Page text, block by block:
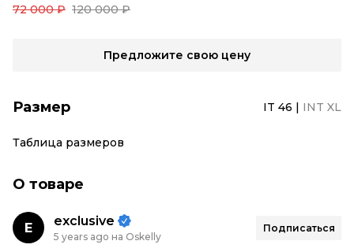
72 000 ₽ 120 000 ₽
Предложите свою цену
Размер IT 46 | INT XL
Таблица размеров
О товаре
E exclusive
5 years ago на Oskelly
Подписаться